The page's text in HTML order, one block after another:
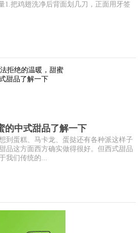
1.把鸡翅洗净后背面划几刀，正面用牙签
的中式甜品了解一下
到蛋糕、马卡龙、蛋挞还有各种派这样子
品这方面西方确实做得很好。但西式甜品
我们传统的...